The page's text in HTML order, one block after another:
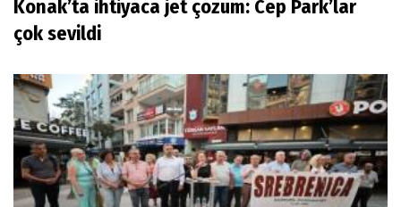
Konak’ta ihtiyaca jet çözüm: Cep Park’lar
çok sevildi